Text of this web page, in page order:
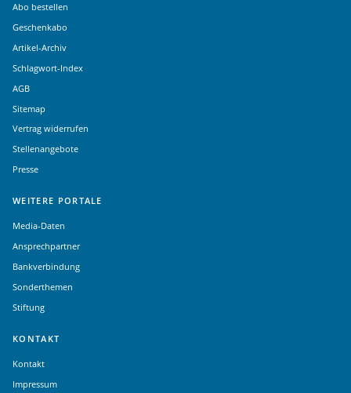
Abo bestellen
Geschenkabo
Artikel-Archiv
Schlagwort-Index
AGB
Sitemap
Vertrag widerrufen
Stellenangebote
Presse
WEITERE PORTALE
Media-Daten
Ansprechpartner
Bankverbindung
Sonderthemen
Stiftung
KONTAKT
Kontakt
Impressum